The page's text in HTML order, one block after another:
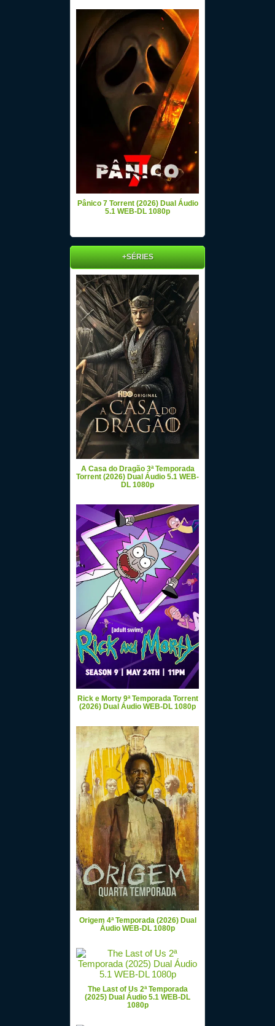
Pânico 7 Torrent (2026) Dual Áudio
5.1 WEB-DL 1080p
+SÉRIES
A Casa do Dragão 3ª Temporada
Torrent (2026) Dual Áudio 5.1 WEB-
DL 1080p
Rick e Morty 9ª Temporada Torrent
(2026) Dual Áudio WEB-DL 1080p
Origem 4ª Temporada (2026) Dual
Áudio WEB-DL 1080p
The Last of Us 2ª Temporada
(2025) Dual Áudio 5.1 WEB-DL
1080p